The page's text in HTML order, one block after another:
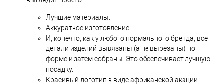
Лучшие материалы.
Аккуратное изготовление.
И, конечно, как у любого нормального бренда, все
детали изделий вывязаны (а не вырезаны) по
форме и затем собраны. Это обеспечивает лучшую
посадку.
Красивый логотип в виде африканской акации.